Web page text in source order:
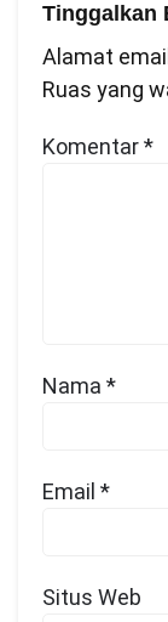
Tinggalkan
Alamat
Ruas yang
Komentar*
Nama *
Email *
Situs Web